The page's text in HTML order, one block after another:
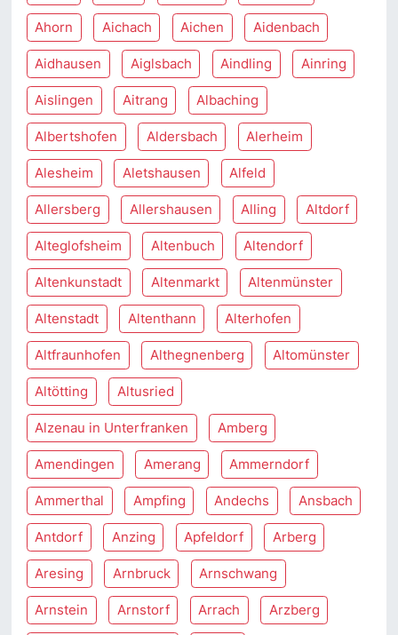
Ahorn Aichach Aichen Aidenbach
Aidhausen Aiglsbach Aindling Ainring
Aislingen Aitrang Albaching
Albertshofen Aldersbach Alerheim
Alesheim Aletshausen Alfeld
Allersberg Allershausen Alling Altdorf
Alteglofsheim Altenbuch Altendorf
Altenkunstadt Altenmarkt Altenmünster
Altenstadt Altenthann Alterhofen
Altfraunhofen Althegnenberg Altomünster
Altötting Altusried
Alzenau in Unterfranken Amberg
Amendingen Amerang Ammerndorf
Ammerthal Ampfing Andechs Ansbach
Antdorf Anzing Apfeldorf Arberg
Aresing Arnbruck Arnschwang
Arnstein Arnstorf Arrach Arzberg